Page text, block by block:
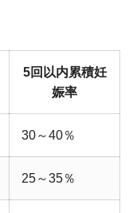
5回以内累積妊
娠率
30～40％
25～35％